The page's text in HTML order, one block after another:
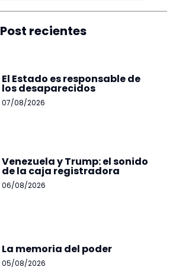
Post recientes
El Estado es responsable de
los desaparecidos
07/08/2026
Venezuela y Trump: el sonido
de la caja registradora
06/08/2026
La memoria del poder
05/08/2026